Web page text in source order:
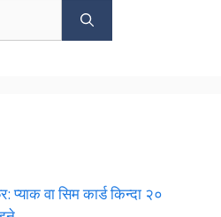
वा सिम कार्ड किन्दा २०